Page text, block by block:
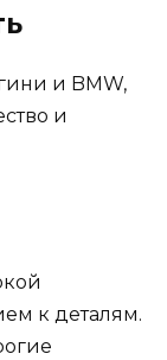
и BMW,
и
к деталям.